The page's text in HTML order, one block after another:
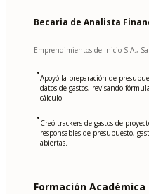
Becaria de Analista
Emprendimientos de Inicio S.A.,
•Apoyó la preparación de
datos de gastos, revisando
cálculo.
•Creó trackers de gastos de
responsables de presupuesto,
abiertas.
Formación Académica